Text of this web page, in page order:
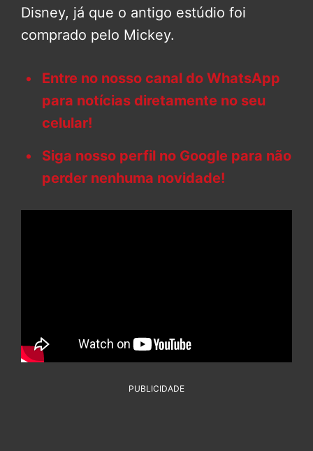
Disney, já que o antigo estúdio foi
comprado pelo Mickey.
Entre no nosso canal do WhatsApp
para notícias diretamente no seu
celular!
Siga nosso perfil no Google para não
perder nenhuma novidade!
PUBLICIDADE